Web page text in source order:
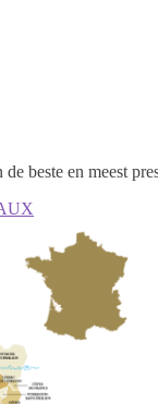
beste en meest